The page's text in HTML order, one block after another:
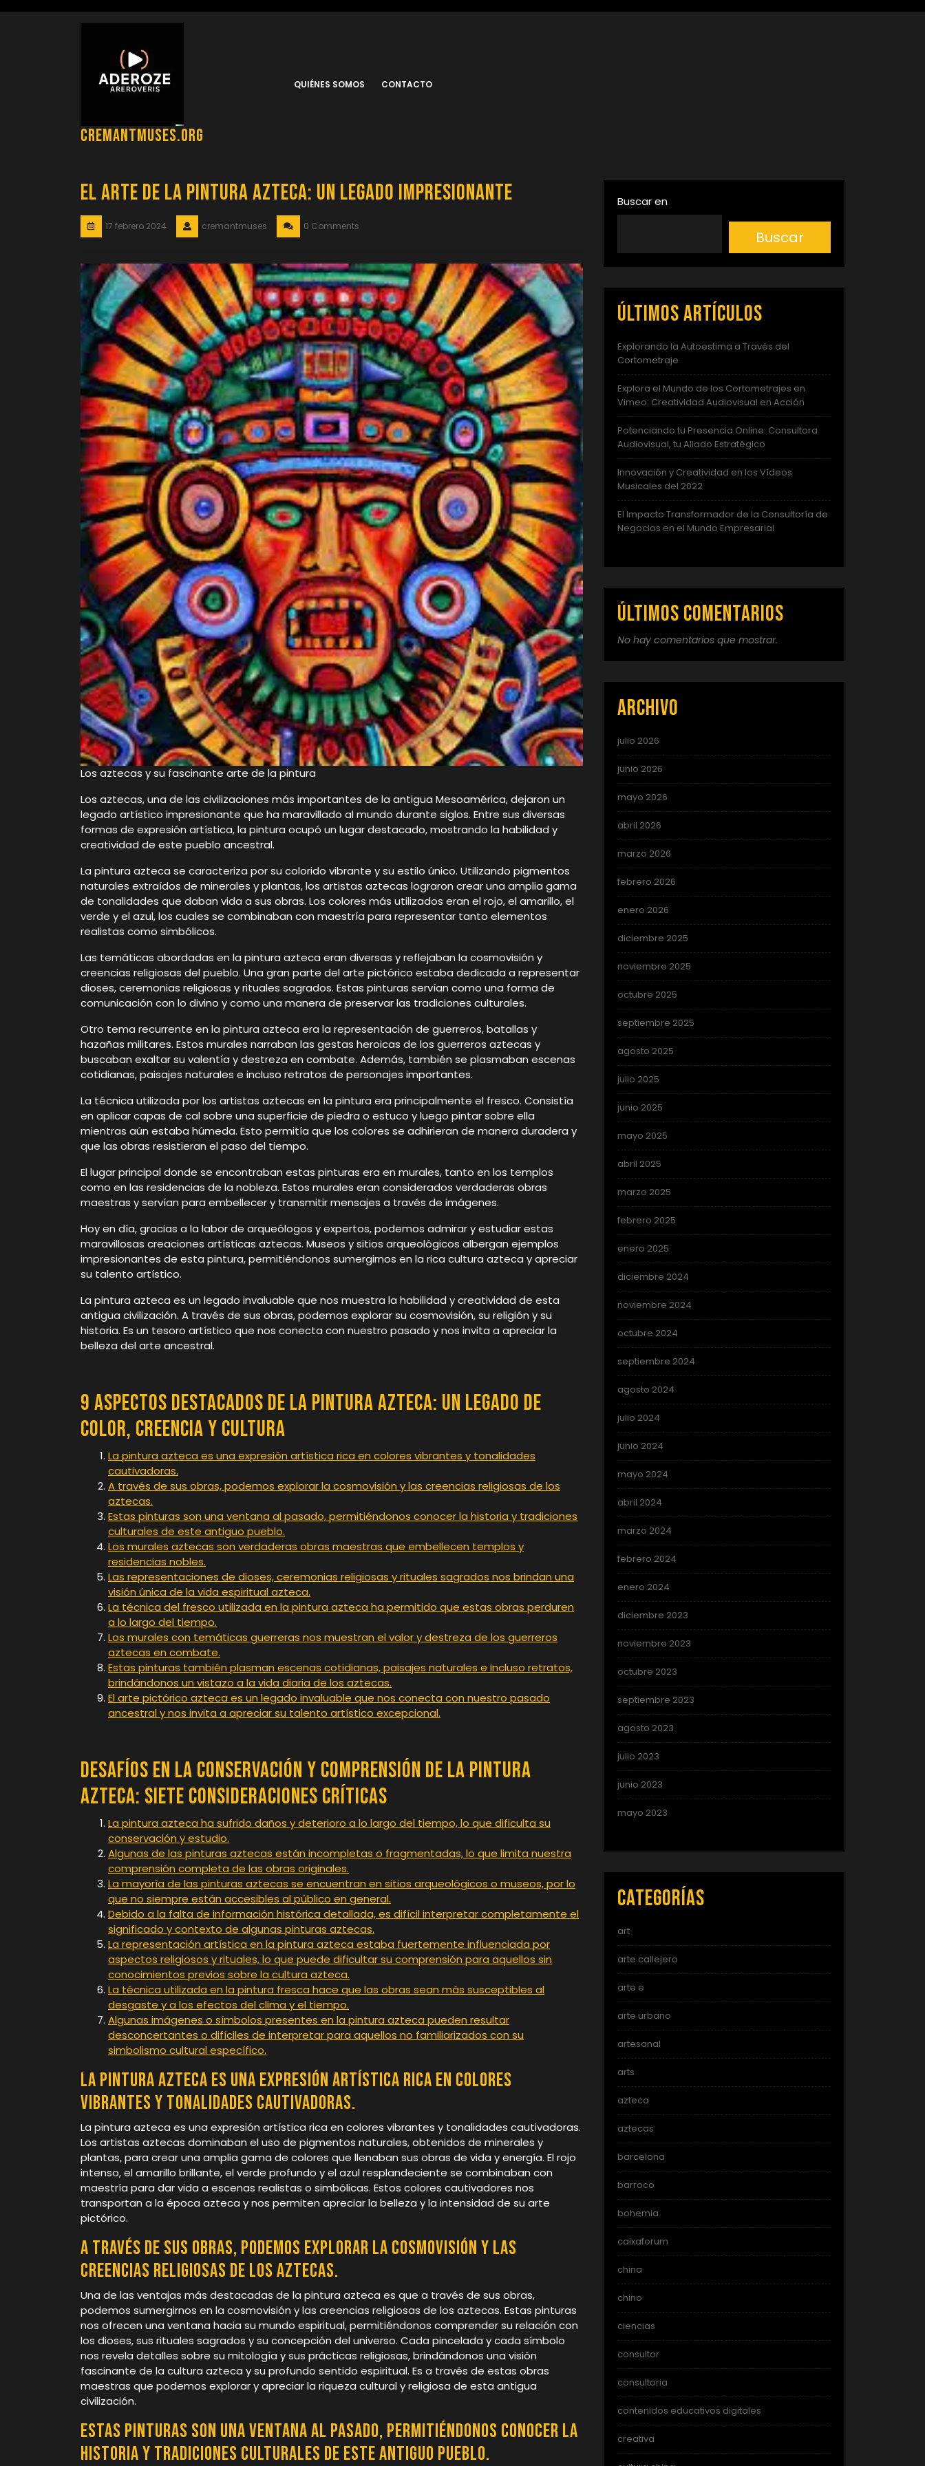
cremantmuses.org
QUIÉNES SOMOS CONTACTO
El Arte de la Pintura Azteca: Un Legado Impresionante
17 febrero 2024 cremantmuses 0 Comments
Los aztecas y su fascinante arte de la pintura
Los aztecas, una de las civilizaciones más importantes de la antigua Mesoamérica, dejaron un
legado artístico impresionante que ha maravillado al mundo durante siglos. Entre sus diversas
formas de expresión artística, la pintura ocupó un lugar destacado, mostrando la habilidad y
creatividad de este pueblo ancestral.
La pintura azteca se caracteriza por su colorido vibrante y su estilo único. Utilizando pigmentos
naturales extraídos de minerales y plantas, los artistas aztecas lograron crear una amplia gama
de tonalidades que daban vida a sus obras. Los colores más utilizados eran el rojo, el amarillo, el
verde y el azul, los cuales se combinaban con maestría para representar tanto elementos
realistas como simbólicos.
Las temáticas abordadas en la pintura azteca eran diversas y reflejaban la cosmovisión y
creencias religiosas del pueblo. Una gran parte del arte pictórico estaba dedicada a representar
dioses, ceremonias religiosas y rituales sagrados. Estas pinturas servían como una forma de
comunicación con lo divino y como una manera de preservar las tradiciones culturales.
Otro tema recurrente en la pintura azteca era la representación de guerreros, batallas y
hazañas militares. Estos murales narraban las gestas heroicas de los guerreros aztecas y
buscaban exaltar su valentía y destreza en combate. Además, también se plasmaban escenas
cotidianas, paisajes naturales e incluso retratos de personajes importantes.
La técnica utilizada por los artistas aztecas en la pintura era principalmente el fresco. Consistía
en aplicar capas de cal sobre una superficie de piedra o estuco y luego pintar sobre ella
mientras aún estaba húmeda. Esto permitía que los colores se adhirieran de manera duradera y
que las obras resistieran el paso del tiempo.
El lugar principal donde se encontraban estas pinturas era en murales, tanto en los templos
como en las residencias de la nobleza. Estos murales eran considerados verdaderas obras
maestras y servían para embellecer y transmitir mensajes a través de imágenes.
Hoy en día, gracias a la labor de arqueólogos y expertos, podemos admirar y estudiar estas
maravillosas creaciones artísticas aztecas. Museos y sitios arqueológicos albergan ejemplos
impresionantes de esta pintura, permitiéndonos sumergirnos en la rica cultura azteca y apreciar
su talento artístico.
La pintura azteca es un legado invaluable que nos muestra la habilidad y creatividad de esta
antigua civilización. A través de sus obras, podemos explorar su cosmovisión, su religión y su
historia. Es un tesoro artístico que nos conecta con nuestro pasado y nos invita a apreciar la
belleza del arte ancestral.
9 Aspectos Destacados de la Pintura Azteca: Un Legado de
Color, Creencia y Cultura
La pintura azteca es una expresión artística rica en colores vibrantes y tonalidades
cautivadoras.
A través de sus obras, podemos explorar la cosmovisión y las creencias religiosas de los
aztecas.
Estas pinturas son una ventana al pasado, permitiéndonos conocer la historia y tradiciones
culturales de este antiguo pueblo.
Los murales aztecas son verdaderas obras maestras que embellecen templos y
residencias nobles.
Las representaciones de dioses, ceremonias religiosas y rituales sagrados nos brindan una
visión única de la vida espiritual azteca.
La técnica del fresco utilizada en la pintura azteca ha permitido que estas obras perduren
a lo largo del tiempo.
Los murales con temáticas guerreras nos muestran el valor y destreza de los guerreros
aztecas en combate.
Estas pinturas también plasman escenas cotidianas, paisajes naturales e incluso retratos,
brindándonos un vistazo a la vida diaria de los aztecas.
El arte pictórico azteca es un legado invaluable que nos conecta con nuestro pasado
ancestral y nos invita a apreciar su talento artístico excepcional.
Desafíos en la Conservación y Comprensión de la Pintura
Azteca: Siete Consideraciones Críticas
La pintura azteca ha sufrido daños y deterioro a lo largo del tiempo, lo que dificulta su
conservación y estudio.
Algunas de las pinturas aztecas están incompletas o fragmentadas, lo que limita nuestra
comprensión completa de las obras originales.
La mayoría de las pinturas aztecas se encuentran en sitios arqueológicos o museos, por lo
que no siempre están accesibles al público en general.
Debido a la falta de información histórica detallada, es difícil interpretar completamente el
significado y contexto de algunas pinturas aztecas.
La representación artística en la pintura azteca estaba fuertemente influenciada por
aspectos religiosos y rituales, lo que puede dificultar su comprensión para aquellos sin
conocimientos previos sobre la cultura azteca.
La técnica utilizada en la pintura fresca hace que las obras sean más susceptibles al
desgaste y a los efectos del clima y el tiempo.
Algunas imágenes o símbolos presentes en la pintura azteca pueden resultar
desconcertantes o difíciles de interpretar para aquellos no familiarizados con su
simbolismo cultural específico.
La pintura azteca es una expresión artística rica en colores
vibrantes y tonalidades cautivadoras.
La pintura azteca es una expresión artística rica en colores vibrantes y tonalidades cautivadoras.
Los artistas aztecas dominaban el uso de pigmentos naturales, obtenidos de minerales y
plantas, para crear una amplia gama de colores que llenaban sus obras de vida y energía. El rojo
intenso, el amarillo brillante, el verde profundo y el azul resplandeciente se combinaban con
maestría para dar vida a escenas realistas o simbólicas. Estos colores cautivadores nos
transportan a la época azteca y nos permiten apreciar la belleza y la intensidad de su arte
pictórico.
A través de sus obras, podemos explorar la cosmovisión y las
creencias religiosas de los aztecas.
Una de las ventajas más destacadas de la pintura azteca es que a través de sus obras,
podemos sumergirnos en la cosmovisión y las creencias religiosas de los aztecas. Estas pinturas
nos ofrecen una ventana hacia su mundo espiritual, permitiéndonos comprender su relación con
los dioses, sus rituales sagrados y su concepción del universo. Cada pincelada y cada símbolo
nos revela detalles sobre su mitología y sus prácticas religiosas, brindándonos una visión
fascinante de la cultura azteca y su profundo sentido espiritual. Es a través de estas obras
maestras que podemos explorar y apreciar la riqueza cultural y religiosa de esta antigua
civilización.
Estas pinturas son una ventana al pasado, permitiéndonos conocer la
historia y tradiciones culturales de este antiguo pueblo.
Buscar en
Buscar
Últimos artículos
Explorando la Autoestima a Través del
Cortometraje
Explora el Mundo de los Cortometrajes en
Vimeo: Creatividad Audiovisual en Acción
Potenciando tu Presencia Online: Consultora
Audiovisual, tu Aliado Estratégico
Innovación y Creatividad en los Vídeos
Musicales del 2022
El Impacto Transformador de la Consultoría de
Negocios en el Mundo Empresarial
Últimos comentarios
No hay comentarios que mostrar.
Archivo
julio 2026
junio 2026
mayo 2026
abril 2026
marzo 2026
febrero 2026
enero 2026
diciembre 2025
noviembre 2025
octubre 2025
septiembre 2025
agosto 2025
julio 2025
junio 2025
mayo 2025
abril 2025
marzo 2025
febrero 2025
enero 2025
diciembre 2024
noviembre 2024
octubre 2024
septiembre 2024
agosto 2024
julio 2024
junio 2024
mayo 2024
abril 2024
marzo 2024
febrero 2024
enero 2024
diciembre 2023
noviembre 2023
octubre 2023
septiembre 2023
agosto 2023
julio 2023
junio 2023
mayo 2023
Categorías
art
arte callejero
arte e
arte urbano
artesanal
arts
azteca
aztecas
barcelona
barroco
bohemia
caixaforum
china
chino
ciencias
consultor
consultoria
contenidos educativos digitales
creativa